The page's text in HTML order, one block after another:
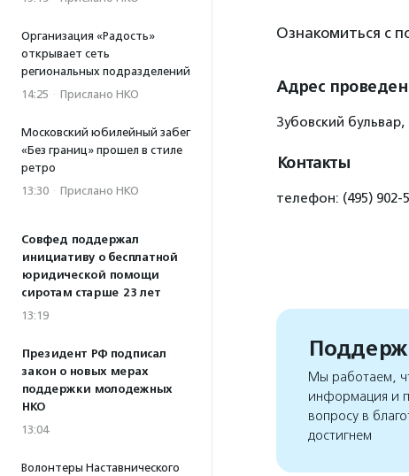
Организация «Радость»
открывает сеть
региональных подразделений
14:25 · Прислано НКО
Московский юбилейный забег
«Без границ» прошел в стиле
ретро
13:30 · Прислано НКО
Совфед поддержал
инициативу о бесплатной
юридической помощи
сиротам старше 23 лет
13:19
Президент РФ подписал
закон о новых мерах
поддержки молодежных
НКО
13:04
Волонтеры Наставнического
Ознакомиться с
Адрес
Зубовский
Контакты
телефон: (495)
Мы работаем,
информация и
вопросу в
достигнем